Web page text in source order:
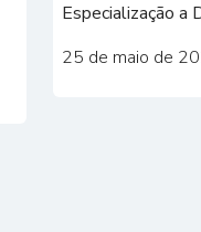
Especialização a
25 de maio de